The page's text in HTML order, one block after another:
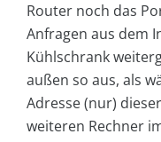
Router noch das
Anfragen aus dem
Kühlschrank
außen so aus, als
Adresse (nur)
weiteren Rechner